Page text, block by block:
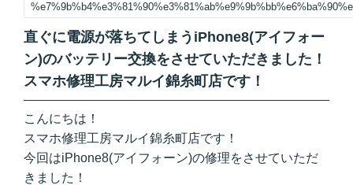
直ぐに電源が落ちてしまうiPhone8(アイフォー
ン)のバッテリー交換をさせていただきました！
スマホ修理工房マルイ錦糸町店です！
こんにちは！
スマホ修理工房マルイ錦糸町店です！
今回はiPhone8(アイフォーン)の修理をさせていただ
きました！